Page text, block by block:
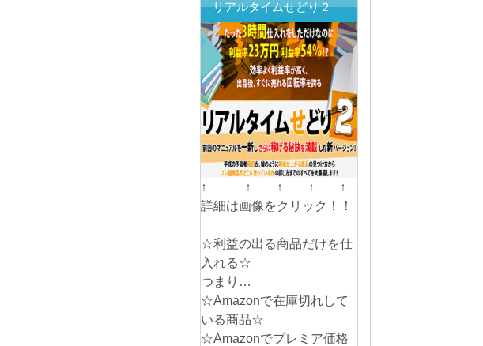
リアルタイムせどり２
↑ ↑ ↑ ↑ ↑
詳細は画像をクリック！！
☆利益の出る商品だけを仕
入れる☆
つまり…
☆Amazonで在庫切れして
いる商品☆
☆Amazonでプレミア価格